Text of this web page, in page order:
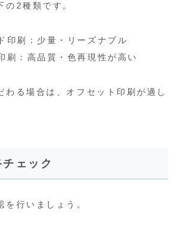
の2種類です。
印刷：少量・リーズナブル
刷：高品質・色再現性が高い
わる場合は、オフセット印刷が適し
ェック
を行いましょう。